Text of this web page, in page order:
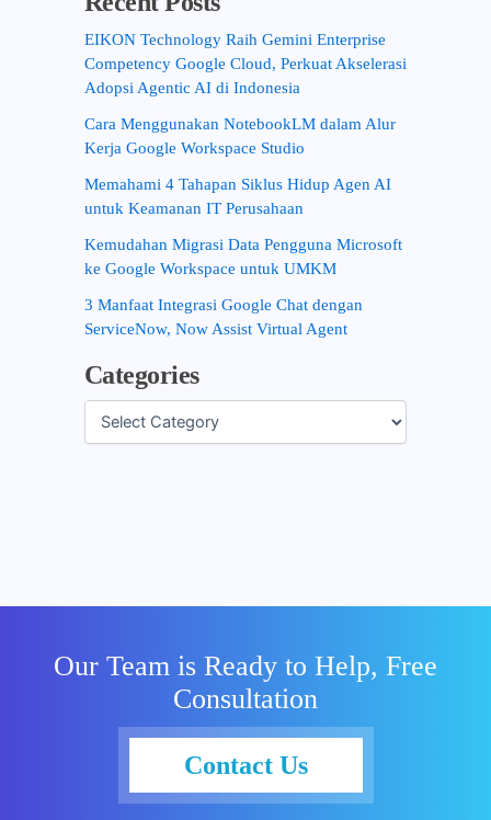
EIKON Technology Raih Gemini Enterprise
Competency Google Cloud, Perkuat Akselerasi
Adopsi Agentic AI di Indonesia
Cara Menggunakan NotebookLM dalam Alur
Kerja Google Workspace Studio
Memahami 4 Tahapan Siklus Hidup Agen AI
untuk Keamanan IT Perusahaan
Kemudahan Migrasi Data Pengguna Microsoft
ke Google Workspace untuk UMKM
3 Manfaat Integrasi Google Chat dengan
ServiceNow, Now Assist Virtual Agent
Categories
Our Team is Ready to Help, Free
Consultation
Contact Us